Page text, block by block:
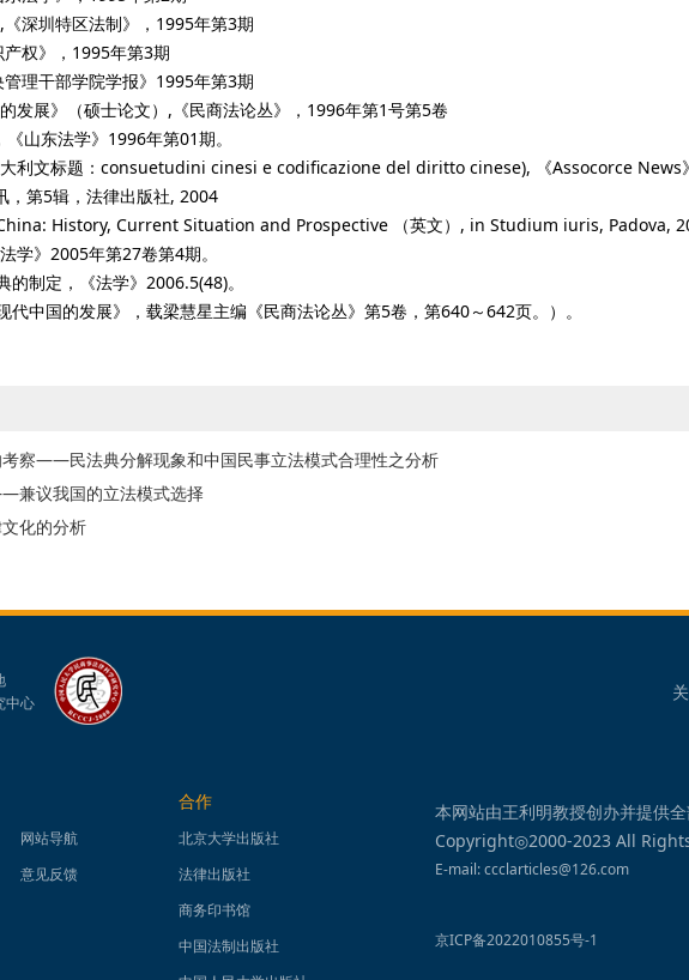
深圳特区法制》，1995年第3期
权》，1995年第3期
理干部学院学报》1995年第3期
发展》（硕士论文）,《民商法论丛》，1996年第1号第5卷
山东法学》1996年第01期。
大利文标题：consuetudini cinesi e codificazione del diritto cinese), 《Assocorce News
，第5辑，法律出版社, 2004
History, Current Situation and Prospective （英文）, in Studium iuris, Padova,
学》2005年第27卷第4期。
制定，《法学》2006.5(48)。
中国的发展》，载梁慧星主编《民商法论丛》第5卷，第640～642页。）。
察——民法典分解现象和中国民事立法模式合理性之分析
兼议我国的立法模式选择
化的分析
中心
网站导航
意见反馈
合作
北京大学出版社
法律出版社
商务印书馆
中国法制出版社
本网站由王利明教授创办并提供
Copyright◎2000-2023 All
E-mail: ccclarticles@126.com
京ICP备2022010855号-1